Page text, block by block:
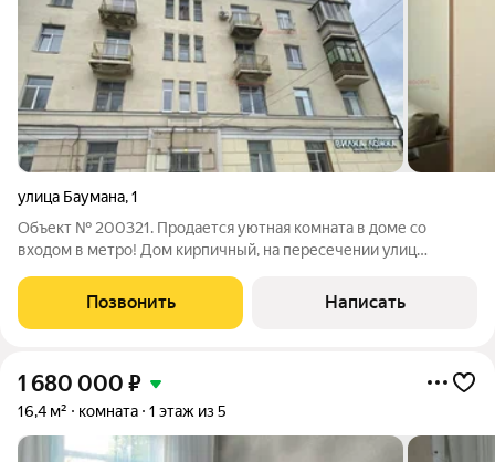
улица Баумана,1
Объект № 200321. Продается уютная комната в доме со
входом в метро! Дом кирпичный, на пересечении улиц
ремонтом, вся мебель и техника (стиральная машина,
электроплита, холодильник, телевизор)
Позвонить Написать
1 680 000 ₽
16,4 м² комната 1 этаж из 5